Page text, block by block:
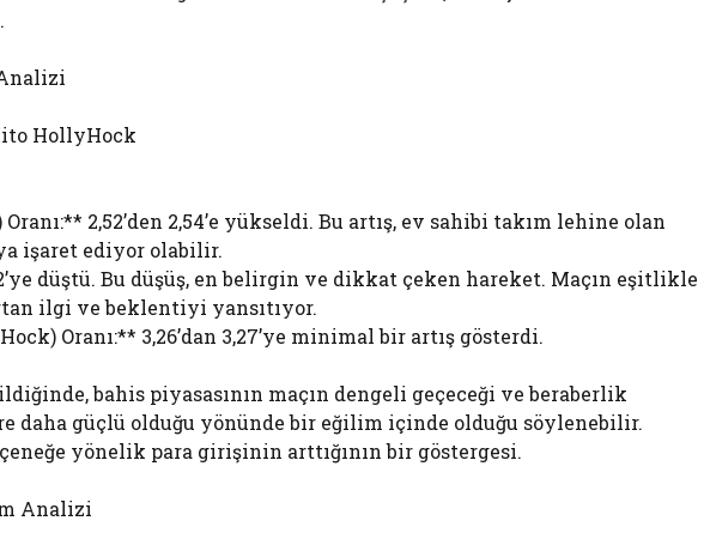
HollyHock
2,52’den 2,54’e yükseldi. Bu artış, ev sahibi takım lehine olan
işaret ediyor olabilir.
düştü. Bu düşüş, en belirgin ve dikkat çeken hareket. Maçın eşitlikle
ilgi ve beklentiyi yansıtıyor.
Oranı:** 3,26’dan 3,27’ye minimal bir artış gösterdi.
bahis piyasasının maçın dengeli geçeceği ve beraberlik
güçlü olduğu yönünde bir eğilim içinde olduğu söylenebilir.
yönelik para girişinin arttığının bir göstergesi.
Analizi